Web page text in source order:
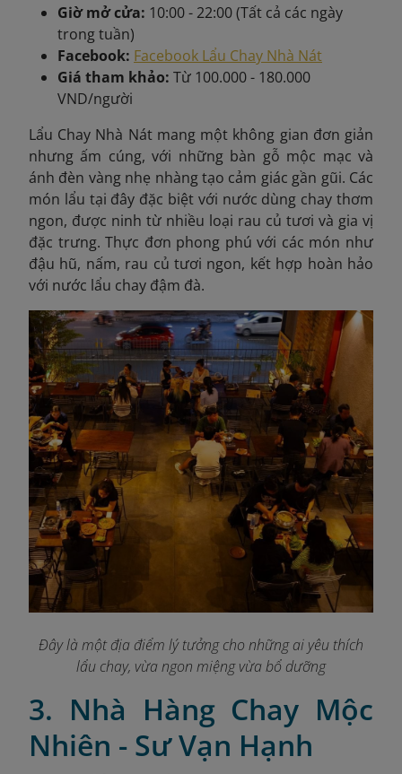
Giờ mở cửa: 10:00 - 22:00 (Tất cả các ngày
trong tuần)
Facebook: Facebook Lẩu Chay Nhà Nát
Giá tham khảo: Từ 100.000 - 180.000
VND/người
Lẩu Chay Nhà Nát mang một không gian đơn giản
nhưng ấm cúng, với những bàn gỗ mộc mạc và
ánh đèn vàng nhẹ nhàng tạo cảm giác gần gũi. Các
món lẩu tại đây đặc biệt với nước dùng chay thơm
ngon, được ninh từ nhiều loại rau củ tươi và gia vị
đặc trưng. Thực đơn phong phú với các món như
đậu hũ, nấm, rau củ tươi ngon, kết hợp hoàn hảo
với nước lẩu chay đậm đà.
Đây là một địa điểm lý tưởng cho những ai yêu thích
lẩu chay, vừa ngon miệng vừa bổ dưỡng
3. Nhà Hàng Chay Mộc
Nhiên - Sư Vạn Hạnh